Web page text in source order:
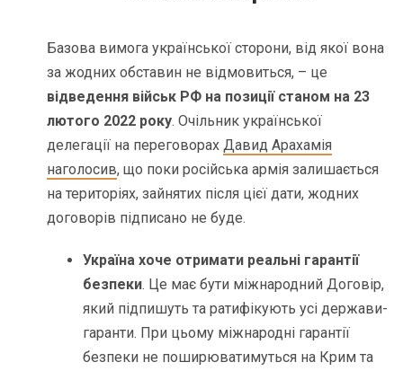
Базова вимога української сторони, від якої вона
за жодних обставин не відмовиться, – це
відведення військ РФ на позиції станом на 23
лютого 2022 року. Очільник української
делегації на переговорах Давид Арахамія
наголосив, що поки російська армія залишається
на територіях, зайнятих після цієї дати, жодних
договорів підписано не буде.
Україна хоче отримати реальні гарантії
безпеки. Це має бути міжнародний Договір,
який підпишуть та ратифікують усі держави-
гаранти. При цьому міжнародні гарантії
безпеки не поширюватимуться на Крим та